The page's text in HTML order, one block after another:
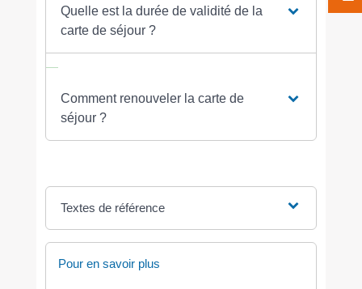
Quelle est la durée de validité de la
carte de séjour ?
Comment renouveler la carte de
séjour ?
Textes de référence
Pour en savoir plus